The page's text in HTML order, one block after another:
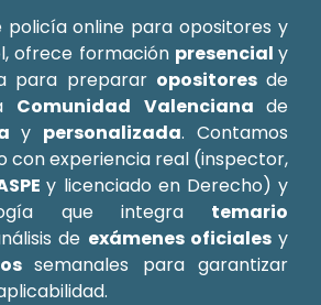
policía online para opositores y
ofrece formación presencialy
para preparar opositoresde
Comunidad Valencianade
y personalizada. Contamos
con experiencia real (inspector,
y licenciado en Derecho) y
que integra temario
de exámenes oficialesy
semanales para garantizar